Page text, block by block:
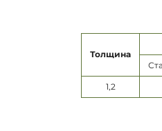
Толщина
1,2